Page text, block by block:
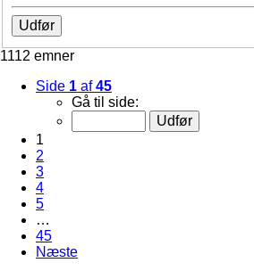
1112 emner
Side 1 af45
Gå til side:
1
2
3
4
5
…
45
Næste